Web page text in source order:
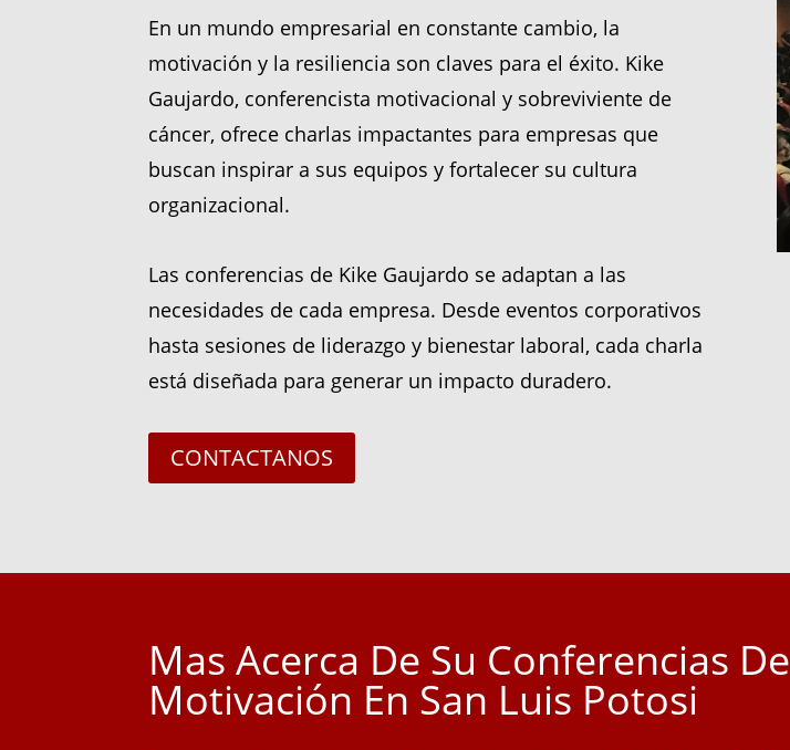
En un mundo empresarial en constante cambio, la
motivación y la resiliencia son claves para el éxito. Kike
Gaujardo, conferencista motivacional y sobreviviente de
cáncer, ofrece charlas impactantes para empresas que
buscan inspirar a sus equipos y fortalecer su cultura
organizacional.
Las conferencias de Kike Gaujardo se adaptan a las
necesidades de cada empresa. Desde eventos corporativos
hasta sesiones de liderazgo y bienestar laboral, cada charla
está diseñada para generar un impacto duradero.
CONTACTANOS
Mas Acerca De Su Conferencias De
Motivación En San Luis Potosi